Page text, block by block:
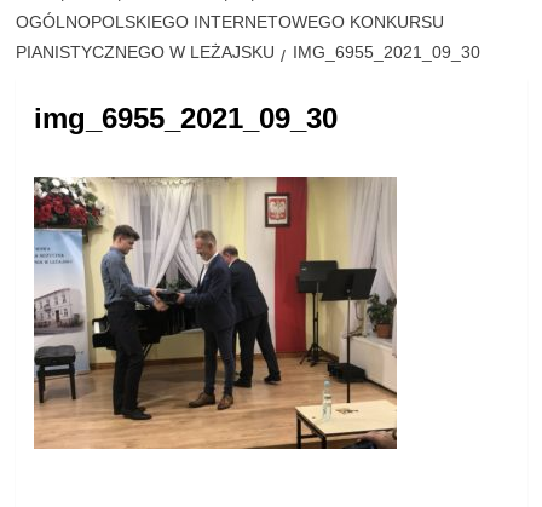
OGÓLNOPOLSKIEGO INTERNETOWEGO KONKURSU
PIANISTYCZNEGO W LEŻAJSKU
IMG_6955_2021_09_30
img_6955_2021_09_30